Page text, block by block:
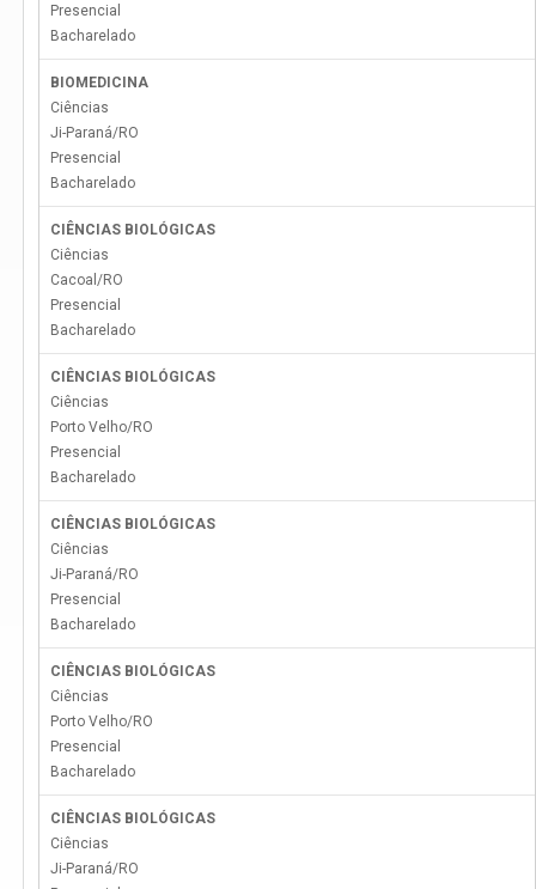
Presencial
Bacharelado
BIOMEDICINA
Ciências
Ji-Paraná/RO
Presencial
Bacharelado
CIÊNCIAS BIOLÓGICAS
Ciências
Cacoal /RO
Presencial
Bacharelado
CIÊNCIAS BIOLÓGICAS
Ciências
Porto Velho/RO
Presencial
Bacharelado
CIÊNCIAS BIOLÓGICAS
Ciências
Ji-Paraná/RO
Presencial
Bacharelado
CIÊNCIAS BIOLÓGICAS
Ciências
Porto Velho/RO
Presencial
Bacharelado
CIÊNCIAS BIOLÓGICAS
Ciências
Ji-Paraná/RO